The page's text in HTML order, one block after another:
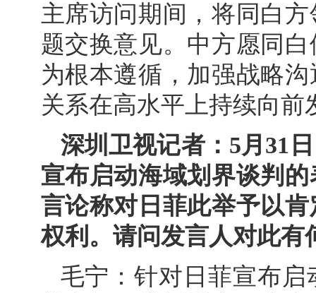
主席访问期间，将同白
题交换意见。中方愿同
为根本遵循，加强战略
关系在高水平上持续向前
深圳卫视记者：5月31
宣布启动海域划界谈判
言论称对日菲此举予以
权利。请问发言人对此有
毛宁：针对日菲宣布